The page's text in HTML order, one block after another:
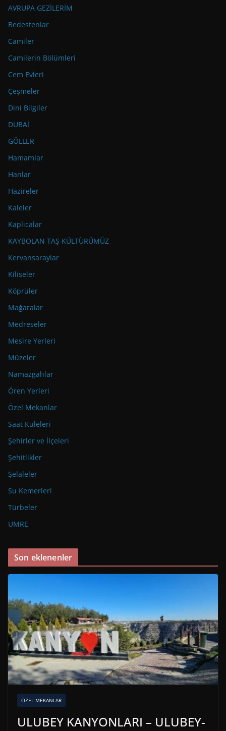
AVRUPA GEZİLERİM
Bedestenlar
Camiler
Camilerin Bölümleri
Cem Evleri
Çeşmeler
Dini Bilgiler
DUBAİ
GÖLLER
Hamamlar
Hanlar
Hazireler
Kaleler
Kaplıcalar
KAYBOLAN TAŞ KÜLTÜRÜMÜZ
Kervansaraylar
Kiliseler
Köprüler
Mağaralar
Medreseler
Mesire Yerleri
Müzeler
Namazgahlar
Ören Yerleri
Özel Mekanlar
Saat Kuleleri
Şehirler ve İlçeleri
Şehitlikler
Şelaleler
Su Kemerleri
Türbeler
UMRE
Son eklenenler
ÖZEL MEKANLAR
ULUBEY KANYONLARI – ULUBEY-